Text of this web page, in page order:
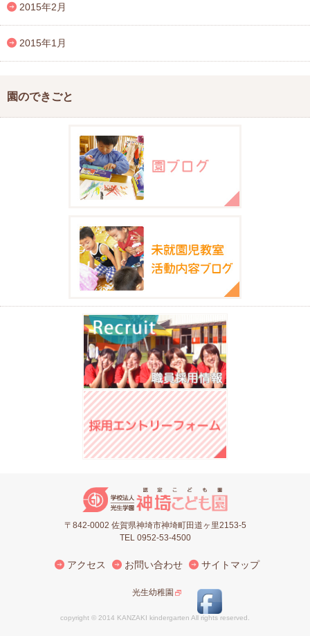
2015年2月
2015年1月
園のできごと
〒842-0002 佐賀県神埼市神埼町田道ヶ里2153-5
TEL 0952-53-4500
アクセス お問い合わせ サイトマップ
光生幼稚園
copyright © 2014 KANZAKI kindergarten All rights reserved.